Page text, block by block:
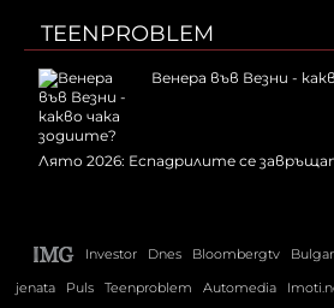
TEENPROBLEM
Венера във Везни -
Лято 2026: Еспадрилите се
Investor Dnes Bloombergtv
jenata
Puls Teenproblem Automedia